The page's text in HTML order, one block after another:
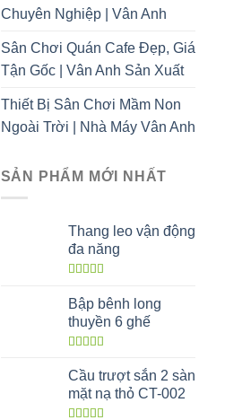
Chuyên Nghiệp | Vân Anh
Sân Chơi Quán Cafe Đẹp, Giá
Tận Gốc | Vân Anh Sản Xuất
Thiết Bị Sân Chơi Mầm Non
Ngoài Trời | Nhà Máy Vân Anh
SẢN PHẨM MỚI NHẤT
Thang leo vận động
đa năng
hạng 5.005
sao
Bập bênh long
thuyền 6 ghế
hạng 5.005
sao
Cầu trượt sắn 2 sàn
mặt nạ thỏ CT-002